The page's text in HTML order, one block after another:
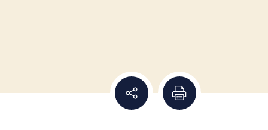
Dela receptSkriv ut recept